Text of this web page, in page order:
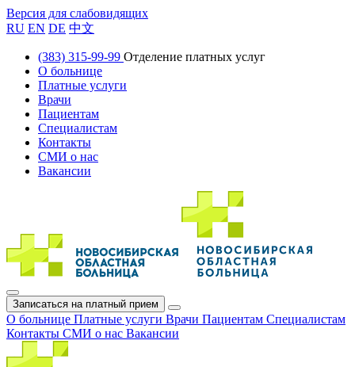
Версия для слабовидящих
RU EN DE 中文
(383) 315-99-99 Отделение платных услуг
О больнице
Платные услуги
Врачи
Пациентам
Специалистам
Контакты
СМИ о нас
Вакансии
Записаться на платный прием
О больнице Платные услуги Врачи Пациентам Специалистам
Контакты СМИ о нас Вакансии